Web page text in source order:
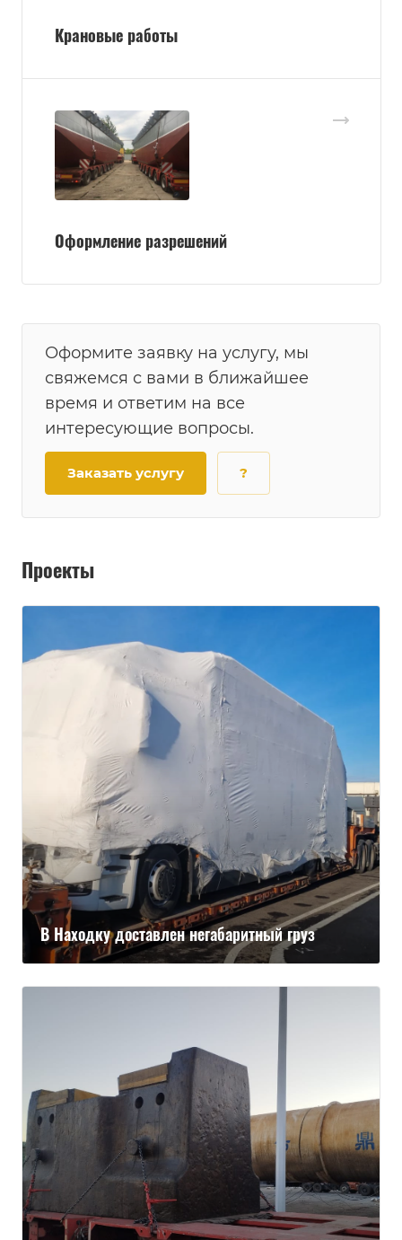
Крановые работы
Оформление разрешений
Оформите заявку на услугу, мы
свяжемся с вами в ближайшее
время и ответим на все
интересующие вопросы.
Заказать услугу ?
Проекты
В Находку доставлен негабаритный груз